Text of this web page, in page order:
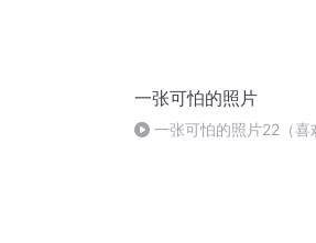
一张可怕的照片
一张可怕的照片22（喜